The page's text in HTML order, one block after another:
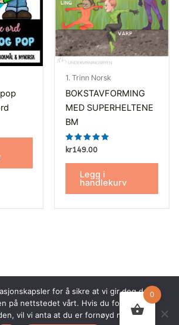
1. Trinn Norsk
BOKSTAVFORMING
MED SUPERHELTENE
BM
Vurdert
5.00
av 5
kr149.00
Legg i
handlekurv
AS. Alle rettigheter forbeholdt.
0
for å sikre at vi gir deg den
på nettstedet vårt. Hvis du fortsetter å
vil vi anta at du er fornøyd med det.